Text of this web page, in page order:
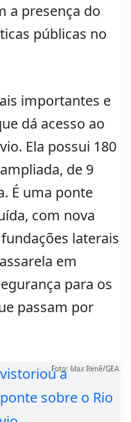
a presença do
públicas no
importantes e
dá acesso ao
Ela possui 180
de 9
É uma ponte
com nova
laterais
em
para os
passam por
Foto: Max Renê/GEA